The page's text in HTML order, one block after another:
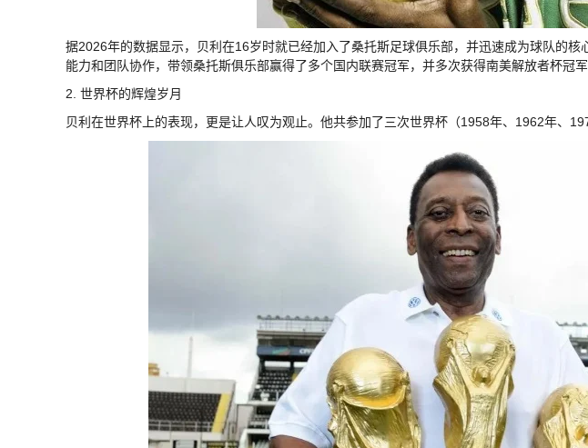
据2026年的数据显示，贝利在16岁时就已经加入了桑托斯足球俱乐部，并迅速成为球队的核
能力和团队协作，带领桑托斯俱乐部赢得了多个国内联赛冠军，并多次获得南美解放者杯冠军
2. 世界杯的辉煌岁月
贝利在世界杯上的表现，更是让人叹为观止。他共参加了三次世界杯（1958年、1962年、